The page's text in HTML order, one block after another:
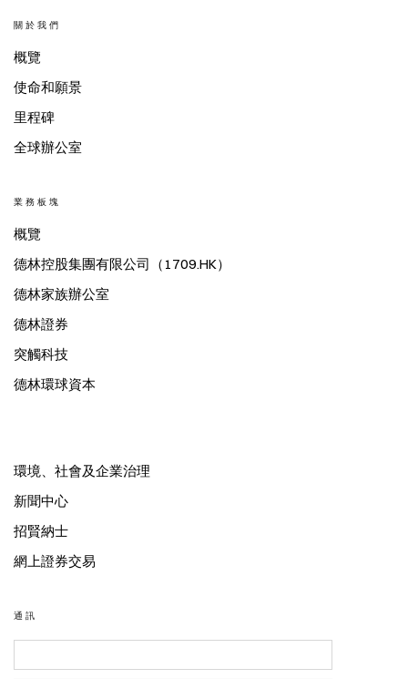
關於我們
概覽
使命和願景
里程碑
全球辦公室
業務板塊
概覽
德林控股集團有限公司（1709.HK）
德林家族辦公室
德林證券
突觸科技
德林環球資本
環境、社會及企業治理
新聞中心
招賢納士
網上證券交易
通訊